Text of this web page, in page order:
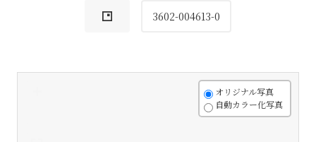
3602-004613-0
オリジナル写真
自動カラー化写真